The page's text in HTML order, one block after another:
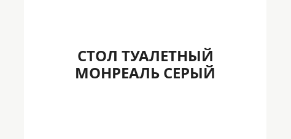
СТОЛ ТУАЛЕТНЫЙ
МОНРЕАЛЬ СЕРЫЙ